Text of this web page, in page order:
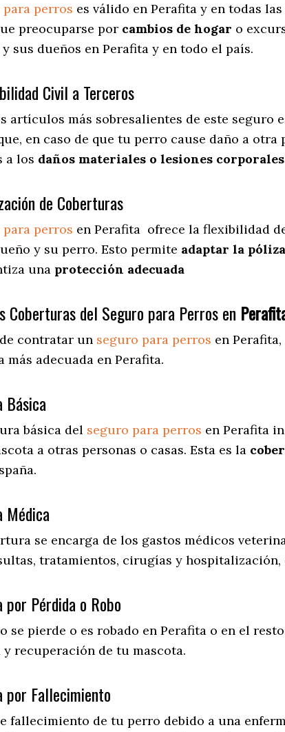
perros es válido en Perafita y en todas las
preocuparse por cambios de hogar o
sus dueños en Perafita y en todo el país.
Civil a Terceros
artículos más sobresalientes de este seguro
en caso de que tu perro cause daño a
a los daños materiales o lesiones corporales
de Coberturas
perros en Perafita ofrece la flexibilidad
y su perro. Esto permite adaptar la póliza
una protección adecuada
Coberturas del Seguro para Perros en
contratar un seguro para perros en Perafita
más adecuada en Perafita.
Básica
básica del seguro para perros en Perafita
a otras personas o casas. Esta es la
Médica
se encarga de los gastos médicos
tratamientos, cirugías y hospitalización,
por Pérdida o Robo
se pierde o es robado en Perafita o en el
y recuperación de tu mascota.
por Fallecimiento
fallecimiento de tu perro debido a una